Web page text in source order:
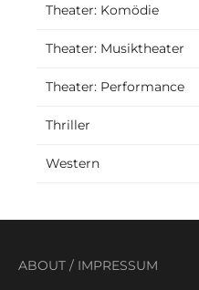
Theater: Komödie
Theater: Musiktheater
Theater: Performance
Thriller
Western
ABOUT / IMPRESSUM